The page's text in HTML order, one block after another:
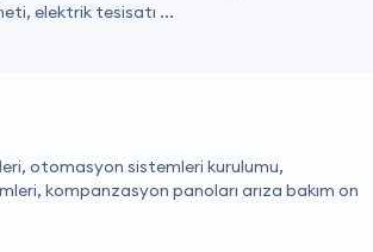
elektrik tesisatı ...
otomasyon sistemleri kurulumu,
kompanzasyon panoları arıza bakım on